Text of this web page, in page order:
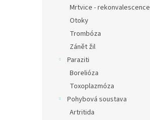
Mrtvice - rekonvalescence
Otoky
Trombóza
Zánět žil
Paraziti
Borelióza
Toxoplazmóza
Pohybová soustava
Artritida